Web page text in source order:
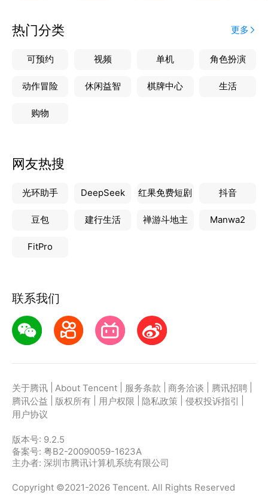
热门分类 更多
可预约 视频 单机 角色扮演
动作冒险 休闲益智 棋牌中心 生活
购物
网友热搜
光环助手 DeepSeek 红果免费短剧 抖音
豆包 建行生活 禅游斗地主 Manwa2
FitPro
联系我们
关于腾讯 About Tencent 服务条款 商务洽谈 腾讯招聘
腾讯公益
版权所有 用户权限 隐私政策 侵权投诉指引
用户协议
版本号: 9.2.5
备案号: 粤B2-20090059-1623A
主办者: 深圳市腾讯计算机系统有限公司
Copyright ©2021-2026 Tencent. All Rights Reserved